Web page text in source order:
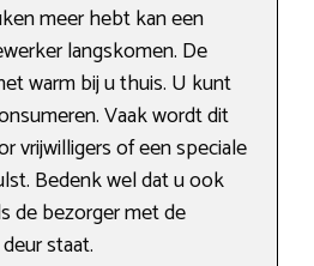
meer hebt kan een
langskomen. De
warm bij u thuis. U kunt
Vaak wordt dit
vrijwilligers of een speciale
Bedenk wel dat u ook
de bezorger met de
staat.